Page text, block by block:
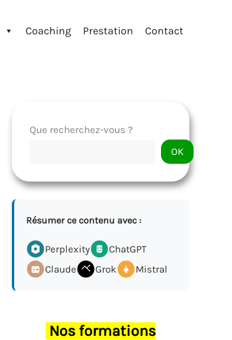
Coaching Prestation Contact
Que recherchez-vous ?
OK
Résumer ce contenu avec :
Perplexity
ChatGPT
Claude
Grok Mistral
Nos formations